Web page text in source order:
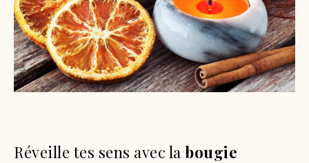
Réveille tes sens avec la bougie